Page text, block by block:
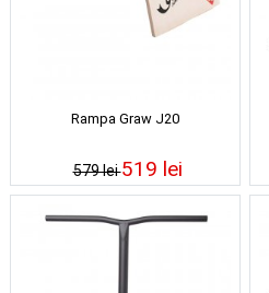
Rampa Graw J20
579 lei519 lei